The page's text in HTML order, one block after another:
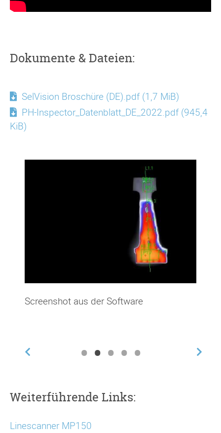
Dokumente & Dateien:
SelVision Broschüre (DE).pdf(1,7 MiB)
PH-Inspector_Datenblatt_DE_2022.pdf(945,4
KiB)
Screenshot aus der Software
• • • • •
Weiterführende Links:
Linescanner MP150